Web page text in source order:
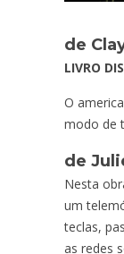
de
LIVRO
O
modo de
de
Nesta
um
teclas,
as redes